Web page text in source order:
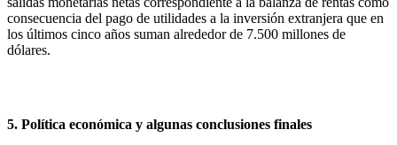
consecuencia del pago de utilidades a la inversión extranjera que en
los últimos cinco años suman alrededor de 7.500 millones de
dólares.
5. Política económica y algunas conclusiones finales